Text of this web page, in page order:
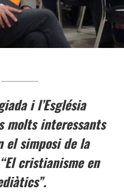
i l’Església
molts interessants
el simposi de la
cristianisme en